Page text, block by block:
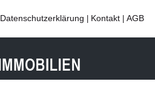
Datenschutzerklärung Kontakt AGB